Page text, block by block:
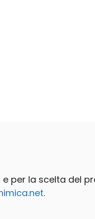
e per la scelta del
.